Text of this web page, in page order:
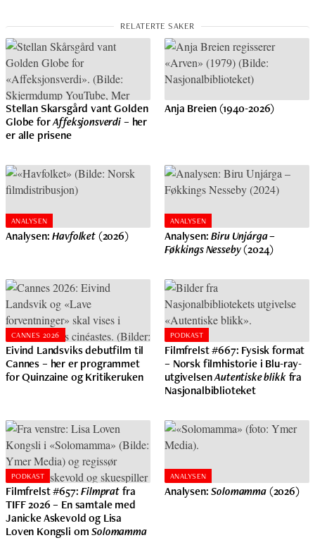
Stellan Skarsgård vant Golden
Globe forAffeksjonsverdi– her
er alle prisene
Anja Breien (1940-2026)
ANALYSEN
Analysen: Havfolket(2026)
ANALYSEN
Analysen: Biru Unjárga –
Føkkings Nesseby(2024)
CANNES 2026
Eivind Landsviks debutfilm til
Cannes – her er programmet
for Quinzaine og Kritikeruken
PODKAST
Filmfrelst #667: Fysisk format
– Norsk filmhistorie i Blu-ray-
utgivelsenAutentiske blikkfra
Nasjonalbiblioteket
PODKAST
Filmfrelst #657:Filmpratfra
TIFF 2026 – En samtale med
Janicke Askevold og Lisa
Loven Kongsli omSolomamma
ANALYSEN
Analysen: Solomamma(2026)